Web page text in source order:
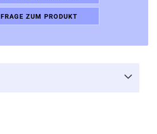
FRAGE ZUM PRODUKT